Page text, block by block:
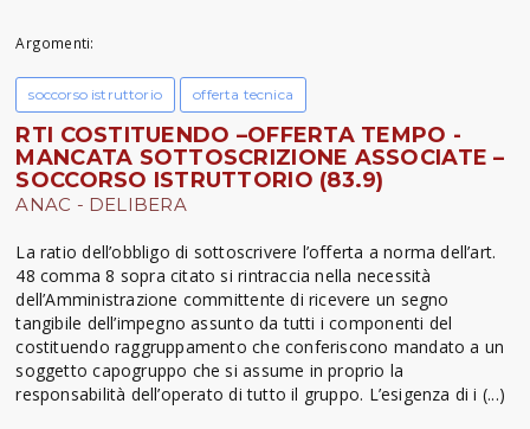
Argomenti:
soccorso istruttorio offerta tecnica
RTI COSTITUENDO –OFFERTA TEMPO -
MANCATA SOTTOSCRIZIONE ASSOCIATE –
SOCCORSO ISTRUTTORIO (83.9)
ANAC - DELIBERA
La ratio dell’obbligo di sottoscrivere l’offerta a norma dell’art.
48 comma 8 sopra citato si rintraccia nella necessità
dell’Amministrazione committente di ricevere un segno
tangibile dell’impegno assunto da tutti i componenti del
costituendo raggruppamento che conferiscono mandato a un
soggetto capogruppo che si assume in proprio la
responsabilità dell’operato di tutto il gruppo. L’esigenza di i (...)